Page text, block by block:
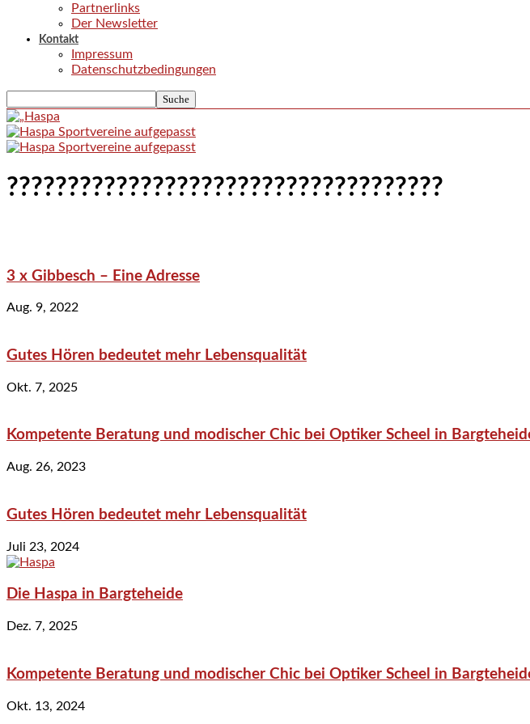
Partnerlinks
Der Newsletter
Kontakt
Impressum
Datenschutzbedingungen
????????????????????????????????????
3 x Gibbesch – Eine Adresse
Aug. 9, 2022
Gutes Hören bedeutet mehr Lebensqualität
Okt. 7, 2025
Kompetente Beratung und modischer Chic bei Optiker Scheel in
Aug. 26, 2023
Gutes Hören bedeutet mehr Lebensqualität
Juli 23, 2024
Die Haspa in Bargteheide
Dez. 7, 2025
Kompetente Beratung und modischer Chic bei Optiker Scheel in
Okt. 13, 2024